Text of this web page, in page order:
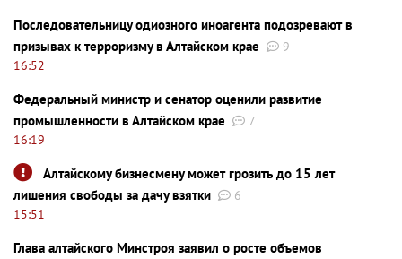
Последовательницу одиозного иноагента подозревают в
призывах к терроризму в Алтайском крае
9
16:52
Федеральный министр и сенатор оценили развитие
промышленности в Алтайском крае
7
16:19
Алтайскому бизнесмену может грозить до 15 лет
лишения свободы за дачу взятки
6
15:51
Глава алтайского Минстроя заявил о росте объемов